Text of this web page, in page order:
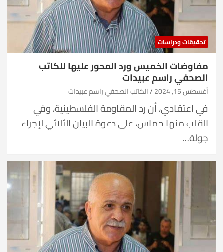
تحقيقات ودراسات
مفاوضات الخميس ورد المحور عليها للكاتب
الصحفي راسم عبيدات
أغسطس 15, 2024 الكاتب الصحفي راسم عبيدات
في اعتقادي، أن رد المقاومة الفلسطينية، وفي
القلب منها حماس، على دعوة البيان الثلاثي لإجراء
جولة…